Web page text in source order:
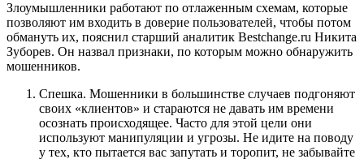
Злоумышленники работают по отлаженным схемам, которые
позволяют им входить в доверие пользователей, чтобы потом
обмануть их, пояснил старший аналитик Bestchange.ru Никита
Зуборев. Он назвал признаки, по которым можно обнаружить
мошенников.
Спешка. Мошенники в большинстве случаев подгоняют
своих «клиентов» и стараются не давать им времени
осознать происходящее. Часто для этой цели они
используют манипуляции и угрозы. Не идите на поводу
у тех, кто пытается вас запутать и торопит, не забывайте